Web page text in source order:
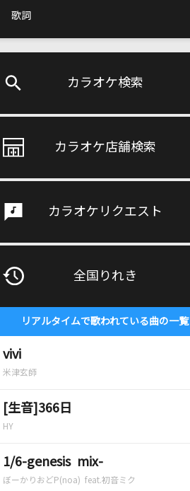
歌詞
カラオケ検索
カラオケ店舗検索
カラオケリクエスト
全国りれき
リアルタイムで歌われている曲の一覧
vivi
米津玄師
[生音]366日
HY
1/6-genesis mix-
ぼーかりおどP(noa) feat.初音ミク